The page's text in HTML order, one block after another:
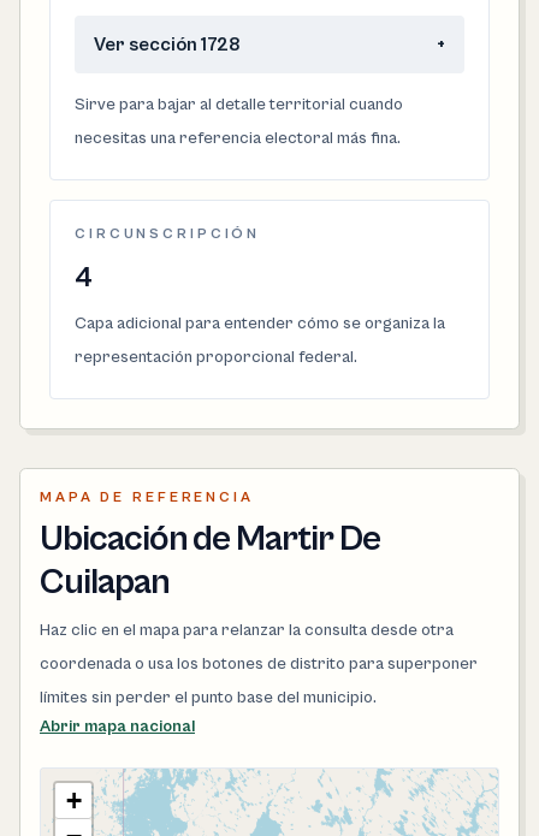
Ver sección 1728 +
Sirve para bajar al detalle territorial cuando
necesitas una referencia electoral más fina.
CIRCUNSCRIPCIÓN
4
Capa adicional para entender cómo se organiza la
representación proporcional federal.
MAPA DE REFERENCIA
Ubicación de Martir De
Cuilapan
Haz clic en el mapa para relanzar la consulta desde otra
coordenada o usa los botones de distrito para superponer
límites sin perder el punto base del municipio.
Abrir mapa nacional
+